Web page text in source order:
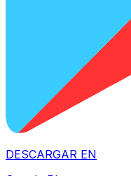
DESCARGAR EN